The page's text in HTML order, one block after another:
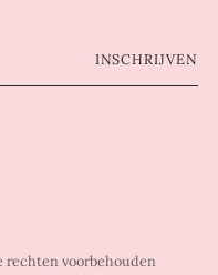
INSCHRIJVEN
rechten voorbehouden